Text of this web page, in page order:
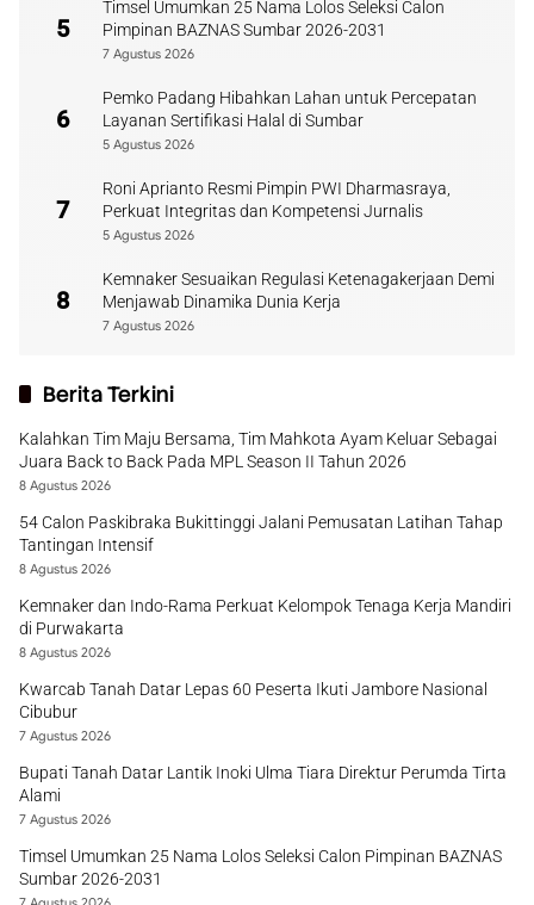
5
Timsel Umumkan 25 Nama Lolos Seleksi Calon
Pimpinan BAZNAS Sumbar 2026-2031
7 Agustus 2026
6
Pemko Padang Hibahkan Lahan untuk Percepatan
Layanan Sertifikasi Halal di Sumbar
5 Agustus 2026
7
Roni Aprianto Resmi Pimpin PWI Dharmasraya,
Perkuat Integritas dan Kompetensi Jurnalis
5 Agustus 2026
8
Kemnaker Sesuaikan Regulasi Ketenagakerjaan Demi
Menjawab Dinamika Dunia Kerja
7 Agustus 2026
Berita Terkini
Kalahkan Tim Maju Bersama, Tim Mahkota Ayam Keluar Sebagai
Juara Back to Back Pada MPL Season II Tahun 2026
8 Agustus 2026
54 Calon Paskibraka Bukittinggi Jalani Pemusatan Latihan Tahap
Tantingan Intensif
8 Agustus 2026
Kemnaker dan Indo-Rama Perkuat Kelompok Tenaga Kerja Mandiri
di Purwakarta
8 Agustus 2026
Kwarcab Tanah Datar Lepas 60 Peserta Ikuti Jambore Nasional
Cibubur
7 Agustus 2026
Bupati Tanah Datar Lantik Inoki Ulma Tiara Direktur Perumda Tirta
Alami
7 Agustus 2026
Timsel Umumkan 25 Nama Lolos Seleksi Calon Pimpinan BAZNAS
Sumbar 2026-2031